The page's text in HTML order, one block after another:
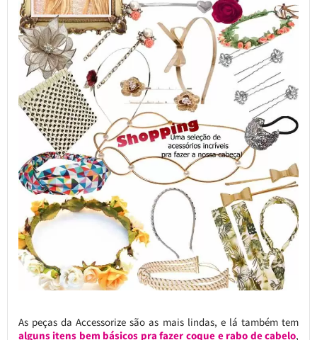
As peças da Accessorize são as mais lindas, e lá também tem
alguns itens bem básicos pra fazer coque e rabo de cabelo,